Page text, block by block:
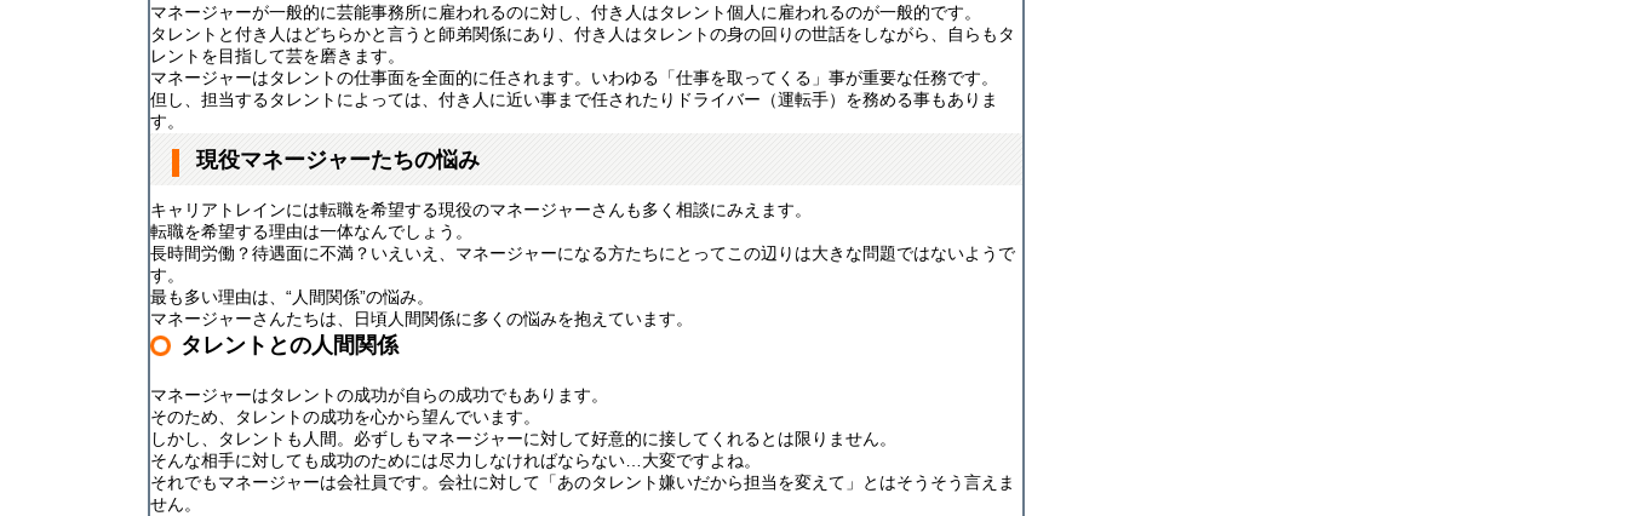
マネージャーが一般的に芸能事務所に雇われるのに対し、付き人はタレント個人に雇われるのが一般的です。
タレントと付き人はどちらかと言うと師弟関係にあり、付き人はタレントの身の回りの世話をしながら、自らもタ
レントを目指して芸を磨きます。
マネージャーはタレントの仕事面を全面的に任されます。いわゆる「仕事を取ってくる」事が重要な任務です。
但し、担当するタレントによっては、付き人に近い事まで任されたりドライバー（運転手）を務める事もありま
す。
現役マネージャーたちの悩み
キャリアトレインには転職を希望する現役のマネージャーさんも多く相談にみえます。
転職を希望する理由は一体なんでしょう。
長時間労働？待遇面に不満？いえいえ、マネージャーになる方たちにとってこの辺りは大きな問題ではないようで
す。
最も多い理由は、“人間関係”の悩み。
マネージャーさんたちは、日頃人間関係に多くの悩みを抱えています。
タレントとの人間関係
マネージャーはタレントの成功が自らの成功でもあります。
そのため、タレントの成功を心から望んでいます。
しかし、タレントも人間。必ずしもマネージャーに対して好意的に接してくれるとは限りません。
そんな相手に対しても成功のためには尽力しなければならない…大変ですよね。
それでもマネージャーは会社員です。会社に対して「あのタレント嫌いだから担当を変えて」とはそうそう言えま
せん。